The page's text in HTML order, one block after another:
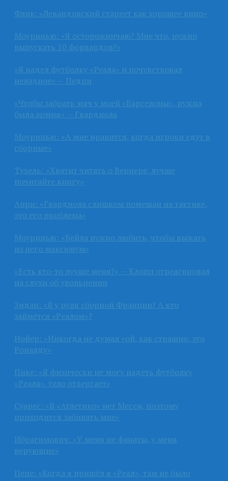
Флик: «Левандовский стареет как хорошее вино»
Моуринью: «Я осторожничаю? Мне что, нужно
выпускать 10 форвардов?»
«Я надел футболку «Реала» и почувствовал
неладное» — Педри
«Чтобы забрать мяч у моей «Барселоны», нужна
была армия» — Гвардиола
Моуринью: «А мне нравится, когда игроки едут в
сборные»
Тухель: «Хватит читать о Вернере, лучше
почитайте книгу»
Анри: «Гвардиола слишком помешан на тактике,
это его проблема»
Моуринью: «Бейла нужно любить, чтобы выжать
из него максимум»
«Есть кто-то лучше меня?» — Клопп отреагировал
на слухи об увольнении
Зидан: «Я у руля сборной Франции? А кто
займётся «Реалом»?
Нойер: «Никогда не думал «ой, как страшно, это
Роналду»
Пике: «Я физически не могу надеть футболку
«Реала», тело отвергает»
Суарес: «В «Атлетико» нет Месси, поэтому
приходится забивать мне»
Ибрагимович: «У меня не фанаты, у меня
верующие»
Пепе: «Когда я пришёл в «Реал», там не было